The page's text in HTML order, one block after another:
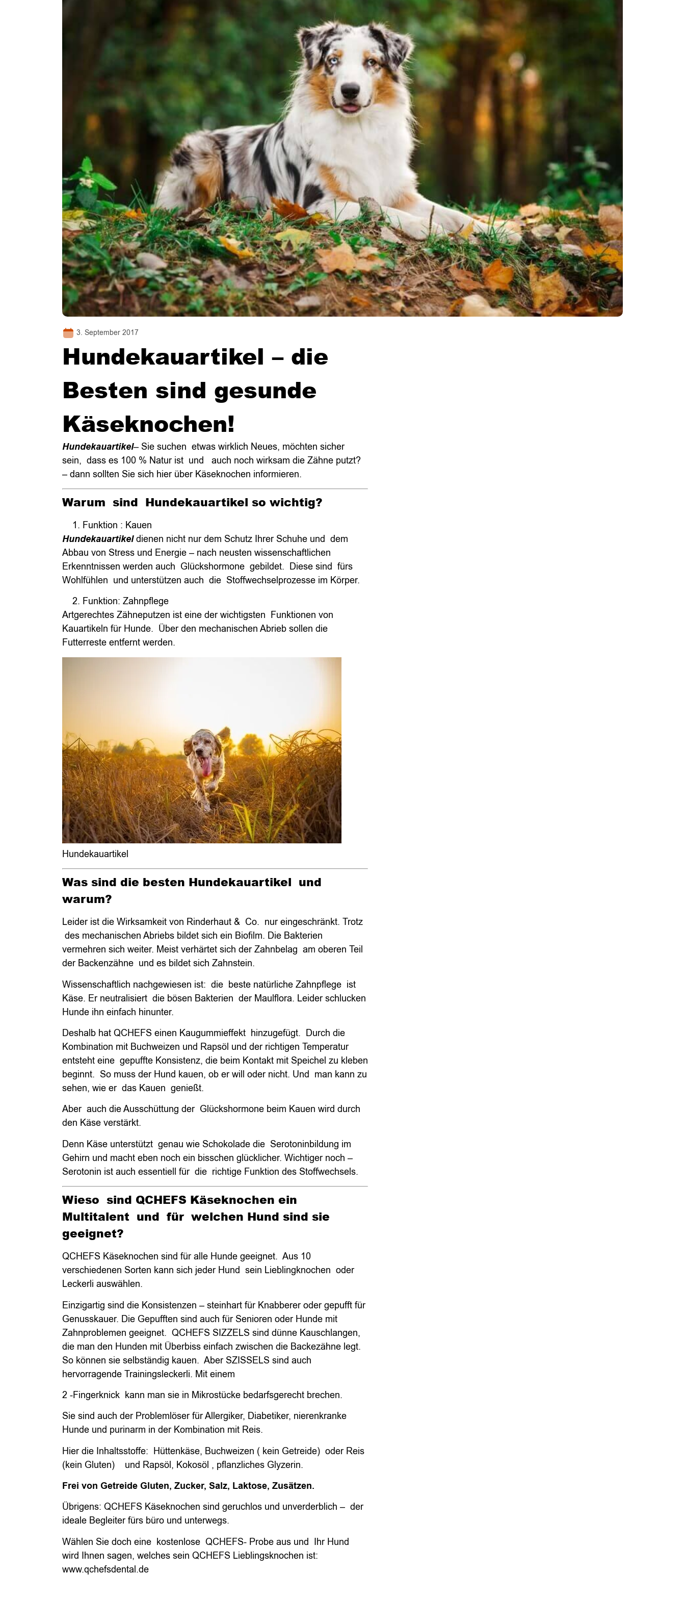
3. September 2017
Hundekauartikel – die
Besten sind gesunde
Käseknochen!
Hundekauartikel– Sie suchen etwas wirklich Neues, möchten sicher
sein, dass es 100 % Natur ist und auch noch wirksam die Zähne putzt?
– dann sollten Sie sich hier über Käseknochen informieren.
Warum sind Hundekauartikel so wichtig?
Funktion : Kauen
Hundekauartikeldienen nicht nur dem Schutz Ihrer Schuhe und dem
Abbau von Stress und Energie – nach neusten wissenschaftlichen
Erkenntnissen werden auch Glückshormone gebildet. Diese sind fürs
Wohlfühlen und unterstützen auch die Stoffwechselprozesse im Körper.
Funktion: Zahnpflege
Artgerechtes Zähneputzen ist eine der wichtigsten Funktionen von
Kauartikeln für Hunde. Über den mechanischen Abrieb sollen die
Futterreste entfernt werden.
Hundekauartikel
Was sind die besten Hundekauartikel und
warum?
Leider ist die Wirksamkeit von Rinderhaut & Co. nur eingeschränkt. Trotz
des mechanischen Abriebs bildet sich ein Biofilm. Die Bakterien
vermehren sich weiter. Meist verhärtet sich der Zahnbelag am oberen Teil
der Backenzähne und es bildet sich Zahnstein.
Wissenschaftlich nachgewiesen ist: die beste natürliche Zahnpflege ist
Käse. Er neutralisiert die bösen Bakterien der Maulflora. Leider schlucken
Hunde ihn einfach hinunter.
Deshalb hat QCHEFS einen Kaugummieffekt hinzugefügt. Durch die
Kombination mit Buchweizen und Rapsöl und der richtigen Temperatur
entsteht eine gepuffte Konsistenz, die beim Kontakt mit Speichel zu kleben
beginnt. So muss der Hund kauen, ob er will oder nicht. Und man kann zu
sehen, wie er das Kauen genießt.
Aber auch die Ausschüttung der Glückshormone beim Kauen wird durch
den Käse verstärkt.
Denn Käse unterstützt genau wie Schokolade die Serotoninbildung im
Gehirn und macht eben noch ein bisschen glücklicher. Wichtiger noch –
Serotonin ist auch essentiell für die richtige Funktion des Stoffwechsels.
Wieso sind QCHEFS Käseknochen ein
Multitalent und für welchen Hund sind sie
geeignet?
QCHEFS Käseknochen sind für alle Hunde geeignet. Aus 10
verschiedenen Sorten kann sich jeder Hund sein Lieblingknochen oder
Leckerli auswählen.
Einzigartig sind die Konsistenzen – steinhart für Knabberer oder gepufft für
Genusskauer. Die Gepufften sind auch für Senioren oder Hunde mit
Zahnproblemen geeignet. QCHEFS SIZZELS sind dünne Kauschlangen,
die man den Hunden mit Überbiss einfach zwischen die Backezähne legt.
So können sie selbständig kauen. Aber SZISSELS sind auch
hervorragende Trainingsleckerli. Mit einem
2 -Fingerknick kann man sie in Mikrostücke bedarfsgerecht brechen.
Sie sind auch der Problemlöser für Allergiker, Diabetiker, nierenkranke
Hunde und purinarm in der Kombination mit Reis.
Hier die Inhaltsstoffe: Hüttenkäse, Buchweizen ( kein Getreide) oder Reis
(kein Gluten) und Rapsöl, Kokosöl , pflanzliches Glyzerin.
Frei von Getreide Gluten, Zucker, Salz, Laktose, Zusätzen.
Übrigens: QCHEFS Käseknochen sind geruchlos und unverderblich – der
ideale Begleiter fürs büro und unterwegs.
Wählen Sie doch eine kostenlose QCHEFS- Probe aus und Ihr Hund
wird Ihnen sagen, welches sein QCHEFS Lieblingsknochen ist:
www.qchefsdental.de